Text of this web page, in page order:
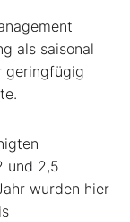
als saisonal
geringfügig
und 2,5
wurden hier